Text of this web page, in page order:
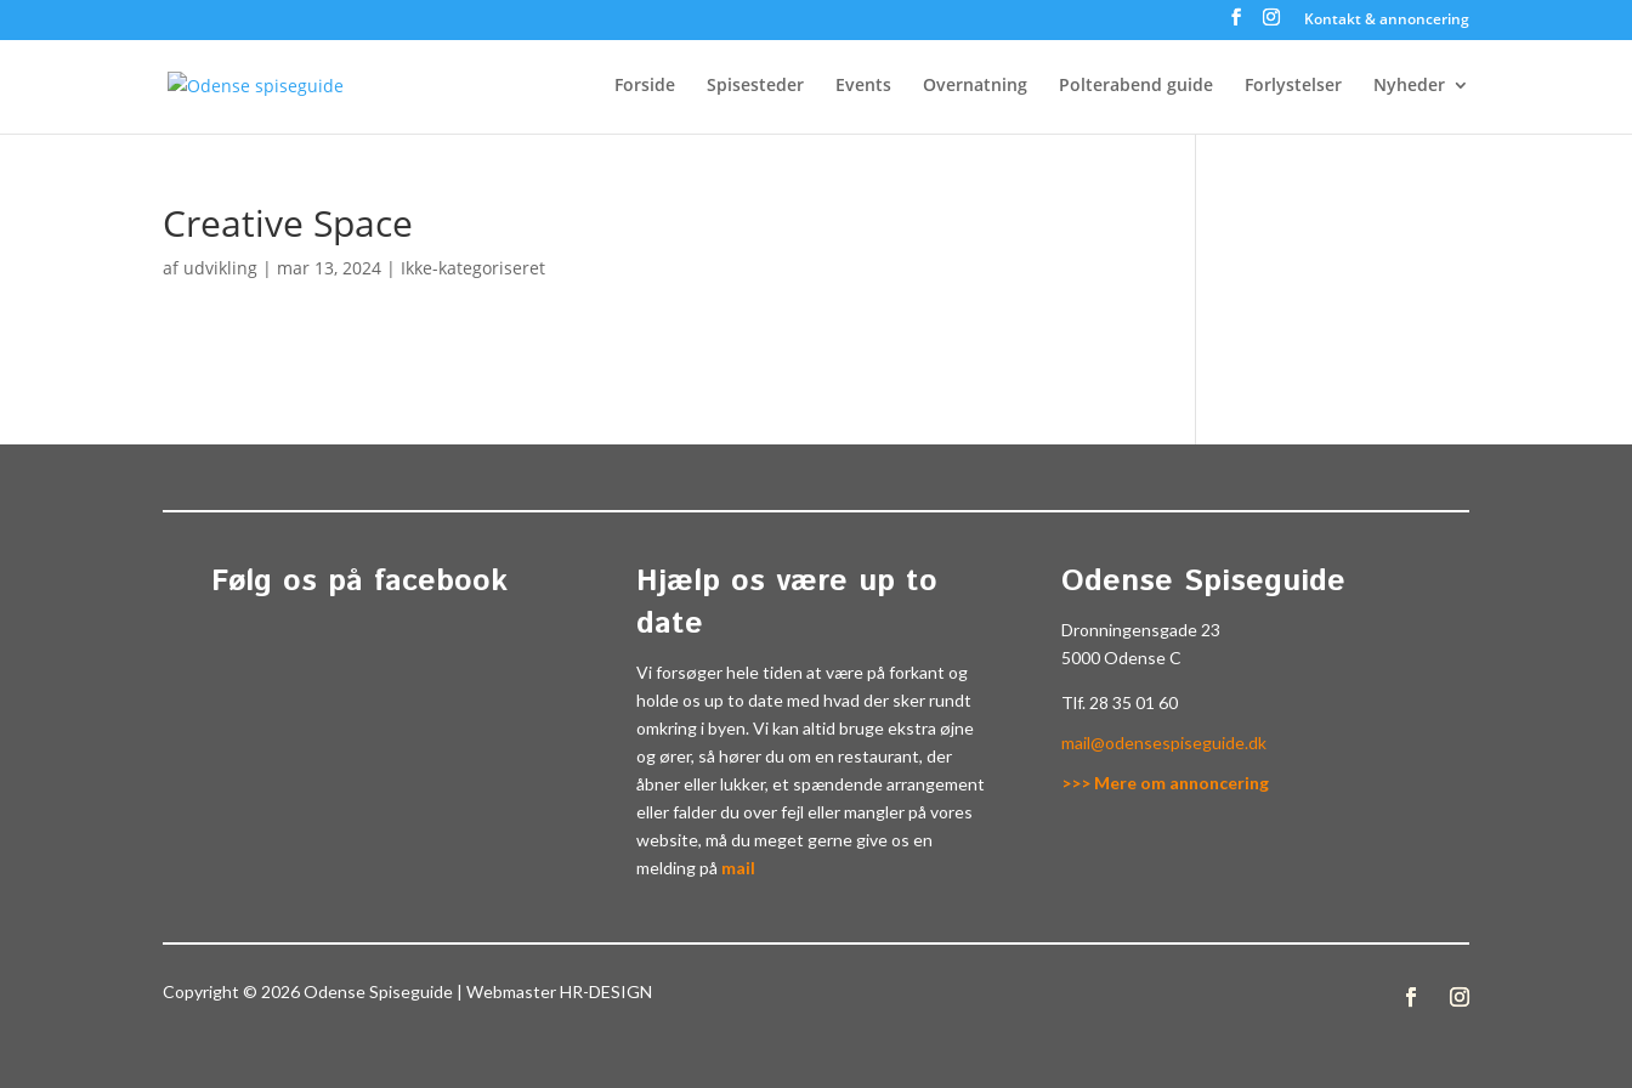
Kontakt & annoncering
Forside Spisesteder Events Overnatning Polterabend guide Forlystelser Nyheder
Creative Space
af udvikling | mar 13, 2024 | Ikke-kategoriseret
Følg os på facebook
Hjælp os være up to
date
Vi forsøger hele tiden at være på forkant og
holde os up to date med hvad der sker rundt
omkring i byen. Vi kan altid bruge ekstra øjne
og ører, så hører du om en restaurant, der
åbner eller lukker, et spændende arrangement
eller falder du over fejl eller mangler på vores
website, må du meget gerne give os en
melding på mail
Odense Spiseguide
Dronningensgade 23
5000 Odense C
Tlf. 28 35 01 60
mail@odensespiseguide.dk
>>> Mere om annoncering
Copyright © 2026 Odense Spiseguide | Webmaster HR-DESIGN